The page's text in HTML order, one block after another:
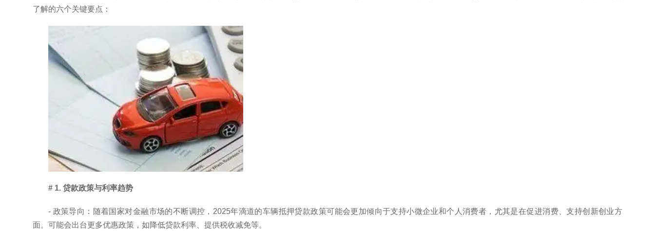
了解的六个关键要点：
# 1. 贷款政策与利率趋势
- 政策导向：随着国家对金融市场的不断调控，2025年滴道的车辆抵押贷款政策可能会更加倾向于支持小微企业和个人消费者，尤其是在促进消费、支持创新创业方
面。可能会出台更多优惠政策，如降低贷款利率、提供税收减免等。